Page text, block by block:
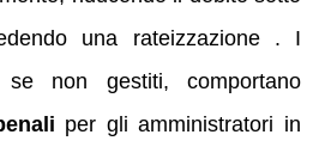
una rateizzazione . I
non gestiti, comportano
per gli amministratori in